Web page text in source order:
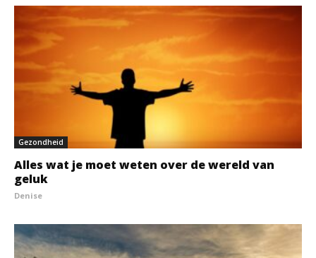
Gezondheid
Alles wat je moet weten over de wereld van
geluk
Denise